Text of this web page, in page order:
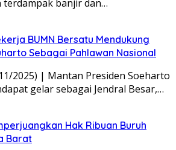
terdampak banjir dan…
BUMN Bersatu Mendukung
Sebagai Pahlawan Nasional
2025) | Mantan Presiden Soeharto
gelar sebagai Jendral Besar,…
Hak Ribuan Buruh
Barat